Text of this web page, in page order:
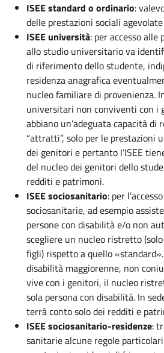
ISEE standard o ordinario:
delle prestazioni sociali agevolate
ISEE università: per accesso
allo studio universitario va
di riferimento dello studente,
residenza anagrafica
nucleo familiare di provenienza.
universitari non conviventi con i
abbiano un’adeguata capacità di
“attratti”, solo per le prestazioni
dei genitori e pertanto l’ISEE
del nucleo dei genitori dello
redditi e patrimoni.
ISEE sociosanitario: per
sociosanitarie, ad esempio
persone con disabilità e/o non
scegliere un nucleo ristretto
figli) rispetto a quello
disabilità maggiorenne, non
vive con i genitori, il nucleo
sola persona con disabilità. In
terrà conto solo dei redditi e
ISEE sociosanitario-residenze:
sanitarie alcune regole